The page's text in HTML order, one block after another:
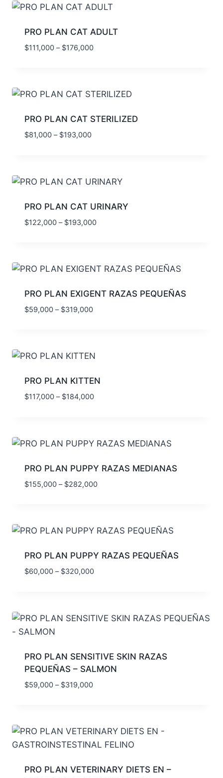
PRO PLAN CAT ADULT
$111,000 – $176,000
PRO PLAN CAT STERILIZED
$81,000 – $193,000
PRO PLAN CAT URINARY
$122,000 – $193,000
PRO PLAN EXIGENT RAZAS PEQUEÑAS
$59,000 – $319,000
PRO PLAN KITTEN
$117,000 – $184,000
PRO PLAN PUPPY RAZAS MEDIANAS
$155,000 – $282,000
PRO PLAN PUPPY RAZAS PEQUEÑAS
$60,000 – $320,000
PRO PLAN SENSITIVE SKIN RAZAS
PEQUEÑAS – SALMON
$59,000 – $319,000
PRO PLAN VETERINARY DIETS EN –